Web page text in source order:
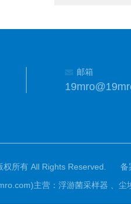
邮箱
所有 All Rights Reserved.
备
主营：浮游菌采样器 、